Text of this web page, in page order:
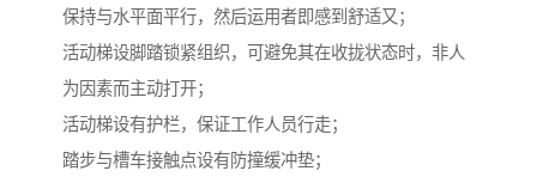
保持与水平面平行，然后运用者即感到舒适又；
活动梯设脚踏锁紧组织，可避免其在收拢状态时，非人
为因素而主动打开；
活动梯设有护栏，保证工作人员行走；
踏步与槽车接触点设有防撞缓冲垫；